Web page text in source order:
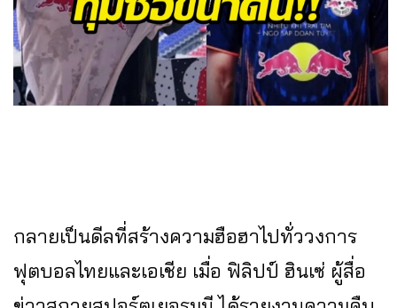
กลายเป็นดีลที่สร้างความฮือฮาไปทั่ววงการ
ฟุตบอลไทยและเอเชีย เมื่อ ฟิลิปป์ ฮินเซ่ ผู้สื่อ